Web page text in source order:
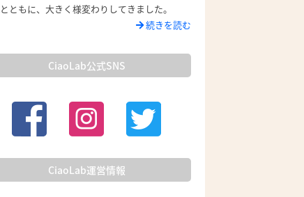
ともに、大きく様変わりしてきました。
続きを読む
CiaoLab公式SNS
CiaoLab運営情報